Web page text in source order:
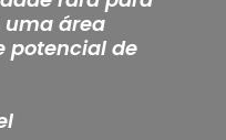
área
potencial de